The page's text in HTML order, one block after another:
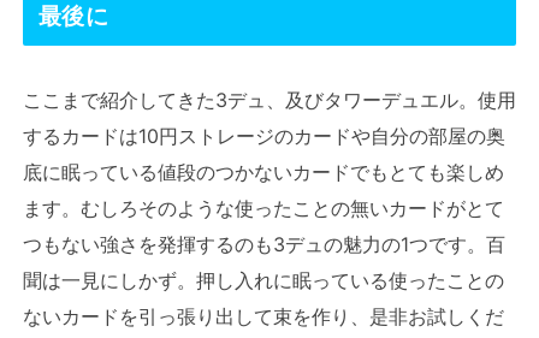
最後に
ここまで紹介してきた3デュ、及びタワーデュエル。使用
するカードは10円ストレージのカードや自分の部屋の奥
底に眠っている値段のつかないカードでもとても楽しめ
ます。むしろそのような使ったことの無いカードがとて
つもない強さを発揮するのも3デュの魅力の1つです。百
聞は一見にしかず。押し入れに眠っている使ったことの
ないカードを引っ張り出して束を作り、是非お試しくだ